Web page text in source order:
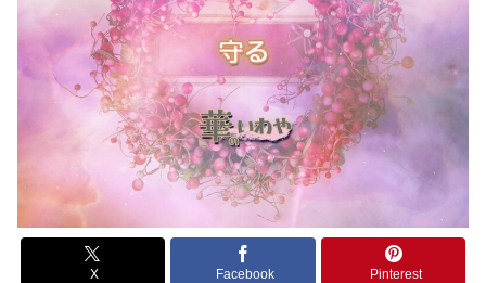
X Facebook Pinterest